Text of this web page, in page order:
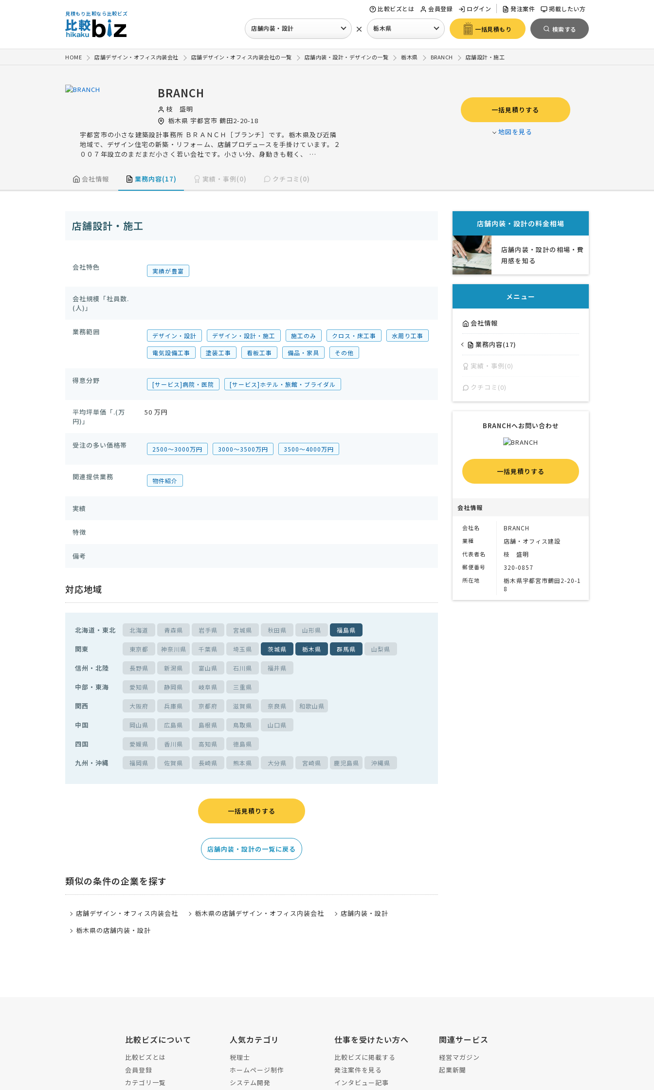
見積もり比較なら比較ビズ
比較ビズとは 会員登録 ログイン 発注案件 掲載したい方
店舗内装・設計 × 栃木県 一括見積もり 検索する
HOME 店舗デザイン・オフィス内装会社 店舗デザイン・オフィス内装会社の一覧 店舗内装・設計・デザインの一覧 栃木県 BRANCH 店舗設計・施工
BRANCH
枝 盛明
栃木県 宇都宮市 鶴田2-20-18
宇都宮市の小さな建築設計事務所 ＢＲＡＮＣＨ［ブランチ］です。栃木県及び近隣
地域で、デザイン住宅の新築・リフォーム、店舗プロデュースを手掛けています。２
００７年設立のまだまだ小さく若い会社です。小さい分、身動きも軽く、 …
一括見積りする
地図を見る
会社情報 業務内容(17) 実績・事例(0) クチコミ(0)
店舗設計・施工
会社特色 実績が豊富
会社規模「社員数.
(人)」
業務範囲 デザイン・設計 デザイン・設計・施工 施工のみ クロス・床工事 水周り工事
電気設備工事 塗装工事 看板工事 備品・家具 その他
得意分野 [サービス]病院・医院 [サービス]ホテル・旅館・ブライダル
平均坪単価「.(万
円)」
50 万円
受注の多い価格帯 2500〜3000万円 3000〜3500万円 3500〜4000万円
関連提供業務 物件紹介
実績
特徴
備考
対応地域
北海道・東北 北海道 青森県 岩手県 宮城県 秋田県 山形県 福島県
関東 東京都 神奈川県 千葉県 埼玉県 茨城県 栃木県 群馬県 山梨県
信州・北陸 長野県 新潟県 富山県 石川県 福井県
中部・東海 愛知県 静岡県 岐阜県 三重県
関西 大阪府 兵庫県 京都府 滋賀県 奈良県 和歌山県
中国 岡山県 広島県 島根県 鳥取県 山口県
四国 愛媛県 香川県 高知県 徳島県
九州・沖縄 福岡県 佐賀県 長崎県 熊本県 大分県 宮崎県 鹿児島県 沖縄県
一括見積りする
店舗内装・設計の一覧に戻る
類似の条件の企業を探す
店舗デザイン・オフィス内装会社 栃木県の店舗デザイン・オフィス内装会社
店舗内装・設計
栃木県の店舗内装・設計
店舗内装・設計の料金相場
店舗内装・設計の相場・費
用感を知る
メニュー
会社情報
業務内容(17)
実績・事例(0)
クチコミ(0)
BRANCHへお問い合わせ
一括見積りする
会社情報
会社名 BRANCH
業種 店舗・オフィス建設
代表者名 枝 盛明
郵便番号 320-0857
所在地
栃木県宇都宮市鶴田2-20-1
8
比較ビズについて
比較ビズとは
会員登録
カテゴリ一覧
人気カテゴリ
税理士
ホームページ制作
システム開発
仕事を受けたい方へ
比較ビズに掲載する
発注案件を見る
インタビュー記事
関連サービス
経営マガジン
起業新聞